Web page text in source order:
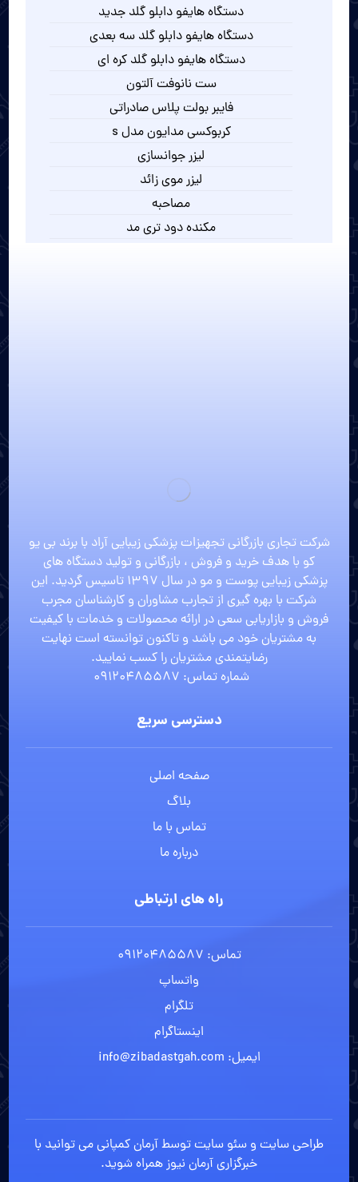
دستگاه هایفو دابلو گلد جدید
دستگاه هایفو دابلو گلد سه بعدی
دستگاه هایفو دابلو گلد کره ای
ست نانوفت آلتون
فایبر بولت پلاس صادراتی
کربوکسی مدایون مدل s
لیزر جوانسازی
لیزر موی زائد
مصاحبه
مکنده دود تری مد
شرکت تجاری بازرگانی تجهیزات پزشکی زیبایی آراد با برند بی یو
کو با هدف خرید و فروش ، بازرگانی و تولید دستگاه های
پزشکی زیبایی پوست و مو در سال 1397 تاسیس گردید. این
شرکت با بهره گیری از تجارب مشاوران و کارشناسان مجرب
فروش و بازاریابی سعی در ارائه محصولات و خدمات با کیفیت
به مشتریان خود می باشد و تاکنون توانسته است نهایت
رضایتمندی مشتریان را کسب نمایید.
شماره تماس: 09120485587
دسترسی سریع
صفحه اصلی
بلاگ
تماس با ما
درباره ما
راه های ارتباطی
تماس: 09120485587
واتساپ
تلگرام
اینستاگرام
ایمیل: info@zibadastgah.com
طراحی سایت و سئو سایتتوسط آرمان کمپانی می توانید با
خبرگزاری آرمان نیوزهمراه شوید.